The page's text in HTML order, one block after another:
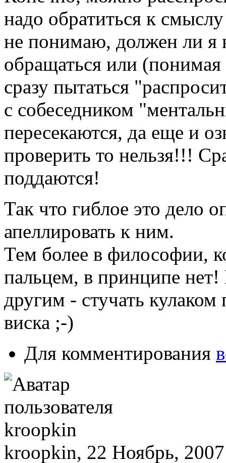
надо обратиться к
не понимаю, должен ли я
обращаться или (понимая
сразу пытаться
с собеседником
пересекаются, да еще и
проверить то нельзя!!!
поддаются!
Так что гиблое это дело
апеллировать к ним.
Тем более в философии,
пальцем, в принципе
другим - стучать
виска ;-)
Для комментирования
kroopkin, 22 Ноябрь,